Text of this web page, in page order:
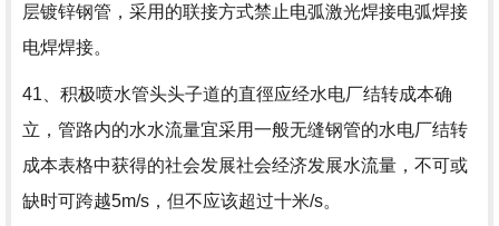
层镀锌钢管，采用的联接方式禁止电弧激光焊接电弧焊接
电焊焊接。
41、积极喷水管头头子道的直徑应经水电厂结转成本确
立，管路内的水水流量宜采用一般无缝钢管的水电厂结转
成本表格中获得的社会发展社会经济发展水流量，不可或
缺时可跨越5m/s，但不应该超过十米/s。